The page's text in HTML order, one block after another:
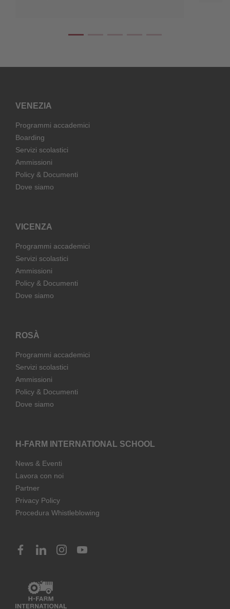
VENEZIA
Programmi accademici
Boarding
Servizi scolastici
Ammissioni
Policy & Documenti
Dove siamo
VICENZA
Programmi accademici
Servizi scolastici
Ammissioni
Policy & Documenti
Dove siamo
ROSÀ
Programmi accademici
Servizi scolastici
Ammissioni
Policy & Documenti
Dove siamo
H-FARM INTERNATIONAL SCHOOL
News & Eventi
Lavora con noi
Partner
Privacy Policy
Procedura Whistleblowing